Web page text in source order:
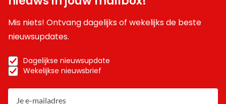
Mis niets! Ontvang dagelijks of wekelijks de beste
nieuwsupdates.
Dagelijkse nieuwsupdate
Wekelijkse nieuwsbrief